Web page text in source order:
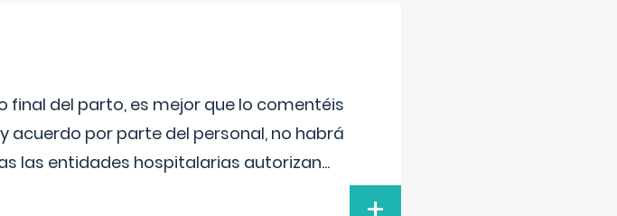
del parto, es mejor que lo comentéis
acuerdo por parte del personal, no habrá
las entidades hospitalarias autorizan...